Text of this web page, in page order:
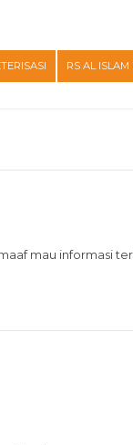
RS AL
mau informasi